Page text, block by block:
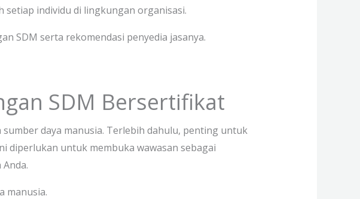
setiap individu di lingkungan organisasi.
SDM serta rekomendasi penyedia jasanya.
SDM Bersertifikat
daya manusia. Terlebih dahulu, penting untuk
diperlukan untuk membuka wawasan sebagai
manusia.